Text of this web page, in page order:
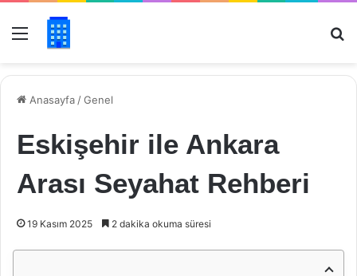
Menü
Anasayfa /Genel
Eskişehir ile Ankara
Arası Seyahat Rehberi
19 Kasım 2025 2 dakika okuma süresi